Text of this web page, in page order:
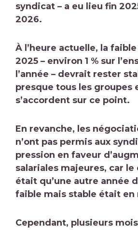
syndicat – a eu lieu fin
2026.
À l’heure actuelle, la
2025 – environ 1 % sur
l’année – devrait rester
presque tous les groupes
s’accordent sur ce point.
En revanche, les
n’ont pas permis aux
pression en faveur
salariales majeures, car le
était qu’une autre année
faible mais stable était en
Cependant, plusieurs